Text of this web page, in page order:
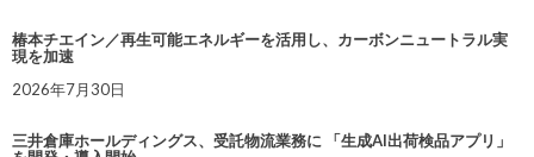
椿本チエイン／再生可能エネルギーを活用し、カーボンニュートラル実
現を加速
2026年7月30日
三井倉庫ホールディングス、受託物流業務に 「生成AI出荷検品アプリ」